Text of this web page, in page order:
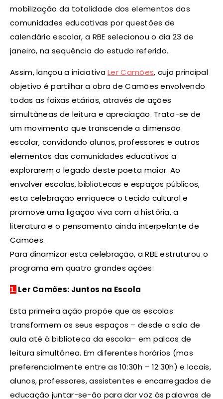
mobilização da totalidade dos elementos das
comunidades educativas por questões de
calendário escolar, a RBE selecionou o dia 23 de
janeiro, na sequência do estudo referido.
Assim, lançou a iniciativaLer Camões, cujo principal
objetivo é partilhar a obra de Camões envolvendo
todas as faixas etárias, através de ações
simultâneas de leitura e apreciação. Trata-se de
um movimento que transcende a dimensão
escolar, convidando alunos, professores e outros
elementos das comunidades educativas a
explorarem o legado deste poeta maior. Ao
envolver escolas, bibliotecas e espaços públicos,
esta celebração enriquece o tecido cultural e
promove uma ligação viva com a história, a
literatura e o pensamento ainda interpelante de
Camões.
Para dinamizar esta celebração, a RBE estruturou o
programa em quatro grandes ações:
1. Ler Camões: Juntos na Escola
Esta primeira ação propõe que as escolas
transformem os seus espaços – desde a sala de
aula até à biblioteca da escola– em palcos de
leitura simultânea. Em diferentes horários (mas
preferencialmente entre as 10:30h – 12:30h) e locais,
alunos, professores, assistentes e encarregados de
educação juntar-se-ão para dar voz às palavras de